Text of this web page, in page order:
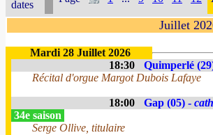
dates
Juillet
Mardi 28 Juillet 2026
18:30
Quimperlé
Récital d'orgue Margot Dubois Lafaye
18:00 Gap (05) -
34e saison
Serge Ollive, titulaire